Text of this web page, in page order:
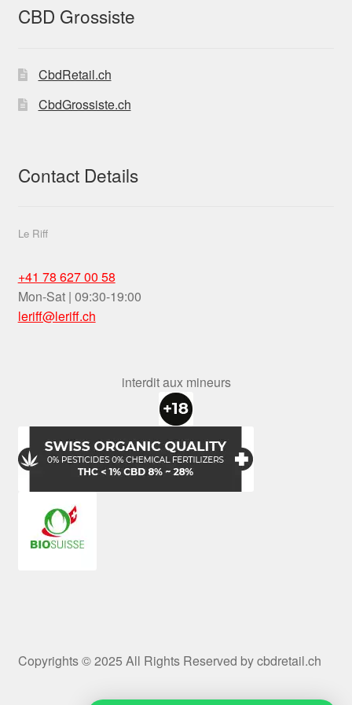
hemp-
CBD Grossiste
CbdRetail.ch
CbdGrossiste.ch
Contact Details
Le Riff
+41 78 627 00 58
Mon-Sat | 09:30-19:00
leriff@leriff.ch
interdit aux mineurs
Copyrights © 2025 All Rights Reserved by cbdretail.ch